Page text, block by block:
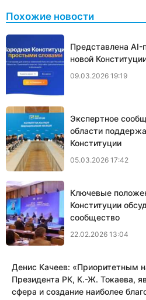
Похожие новости
Представлена AI-
новой
09.03.2026 19:19
Экспертное
области
Конституции
05.03.2026 17:42
Ключевые
Конституции
сообщество
22.02.2026 13:04
Денис Качеев: «​Приоритетным
Президента РК, К.-Ж. Токаева,
сфера и создание наиболее